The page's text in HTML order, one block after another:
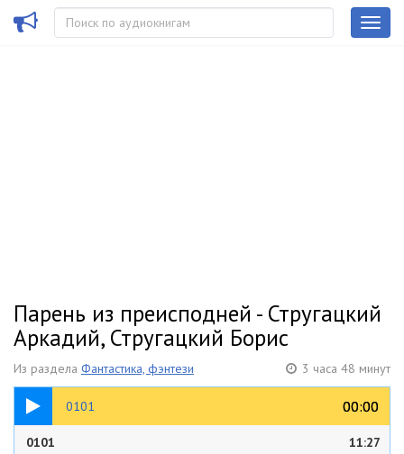
Парень из преисподней - Стругацкий
Аркадий, Стругацкий Борис
Из раздела Фантастика, фэнтези 3 часа 48 минут
0101 00:00
00:00
11:27
0101 11:27